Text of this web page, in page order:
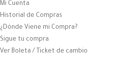
Mi Cuenta
Historial de Compras
¿Dónde Viene mi Compra?
Sigue tu compra
Ver Boleta / Ticket de cambio